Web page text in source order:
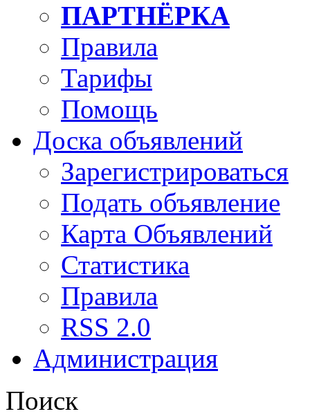
ПАРТНЁРКА
Правила
Тарифы
Помощь
Доска объявлений
Зарегистрироваться
Подать объявление
Карта Объявлений
Статистика
Правила
RSS 2.0
Администрация
Поиск